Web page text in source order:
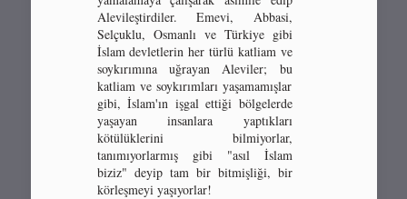
Alevileştirdiler. Emevi, Abbasi,
Selçuklu, Osmanlı ve Türkiye gibi
İslam devletlerin her türlü katliam ve
soykırımına uğrayan Aleviler; bu
katliam ve soykırımları yaşamamışlar
gibi, İslam'ın işgal ettiği bölgelerde
yaşayan insanlara yaptıkları
kötülüklerini bilmiyorlar,
tanımıyorlarmış gibi "asıl İslam
biziz" deyip tam bir bitmişliği, bir
körleşmeyi yaşıyorlar!